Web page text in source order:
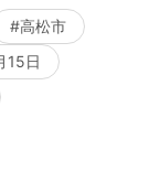
#高松市
15日